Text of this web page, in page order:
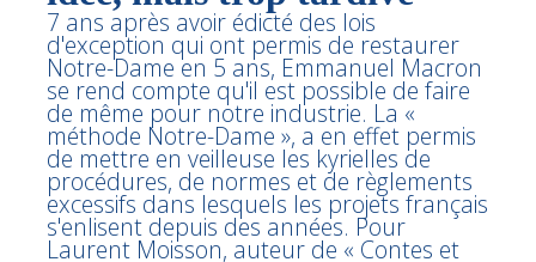
7 ans après avoir édicté des lois
d'exception qui ont permis de restaurer
Notre-Dame en 5 ans, Emmanuel Macron
se rend compte qu'il est possible de faire
de même pour notre industrie. La «
méthode Notre-Dame », a en effet permis
de mettre en veilleuse les kyrielles de
procédures, de normes et de règlements
excessifs dans lesquels les projets français
s'enlisent depuis des années. Pour
Laurent Moisson, auteur de « Contes et